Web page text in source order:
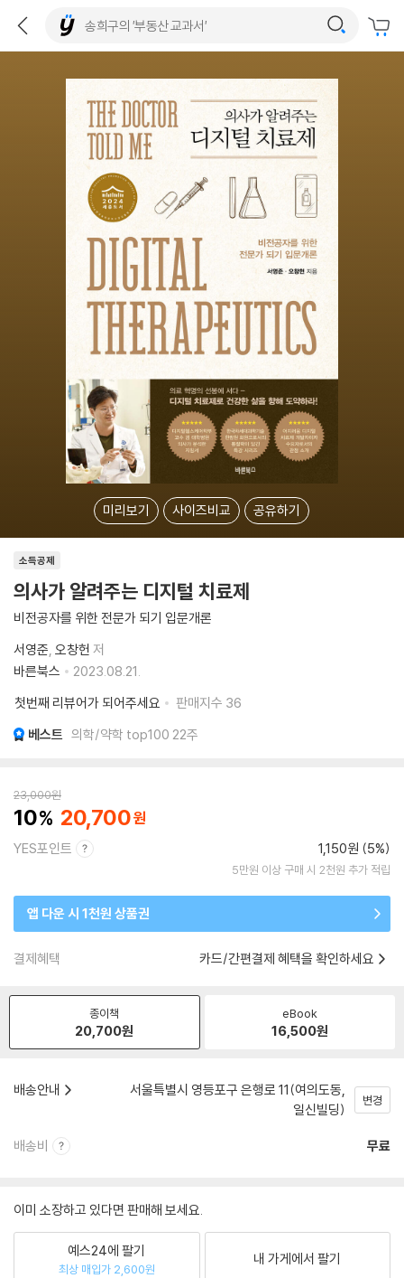
미리보기 사이즈비교 공유하기
소득공제
의사가 알려주는 디지털 치료제
비전공자를 위한 전문가 되기 입문개론
서영준 오창헌 저
바른북스
2023.08.21.
첫번째 리뷰어가 되어주세요
판매지수 36
베스트 의학/약학 top100 22주
23,000원
10 20,700
YES포인트 1,150원 (5%)
5만원 이상 구매 시 2천원 추가 적립
앱 다운 시 1천원 상품권
결제혜택 카드/간편결제 혜택을 확인하세요
종이책
20,700원
eBook
16,500원
배송안내
서울특별시 영등포구 은행로 11(여의도동,
일신빌딩)
변경
배송비 무료
이미 소장하고 있다면 판매해 보세요.
예스24에 팔기
최상 매입가 2,600원
내 가게에서 팔기